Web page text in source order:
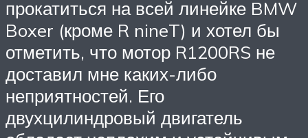
прокатиться на всей линейке BMW
Boxer (кроме R nineT) и хотел бы
отметить, что мотор R1200RS не
доставил мне каких-либо
неприятностей. Его
двухцилиндровый двигатель